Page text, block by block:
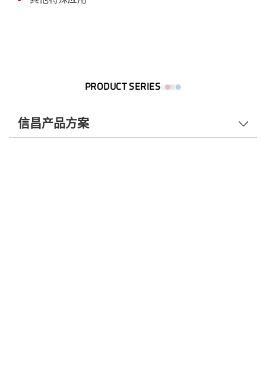
PRODUCT SERIES
信昌产品方案